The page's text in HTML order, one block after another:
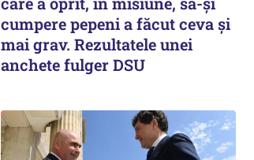
cumpere pepeni a făcut ceva și
mai grav. Rezultatele unei
anchete fulger DSU